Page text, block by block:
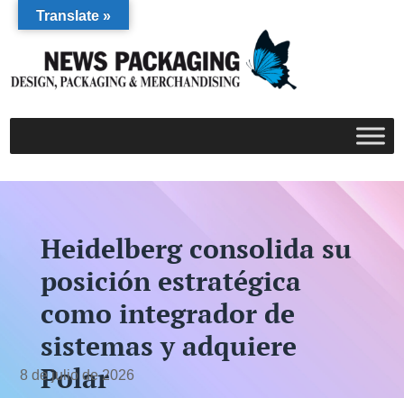
Heidelberg consolida su
posición estratégica
como integrador de
sistemas y adquiere
Polar
8 de julio de 2026
Translate »